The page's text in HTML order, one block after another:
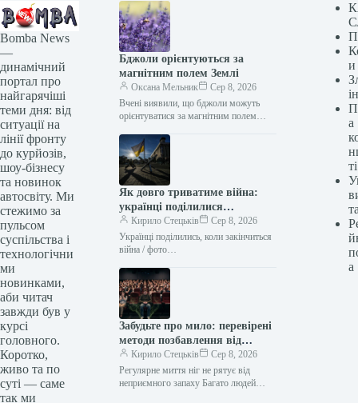
Bomba News
—
динамічний
портал про
найгарячіші
теми дня: від
ситуації на
лінії фронту
до курйозів,
шоу-бізнесу
та новинок
автосвіту. Ми
стежимо за
пульсом
суспільства і
технологічни
ми
новинками,
аби читач
завжди був у
курсі
головного.
Коротко,
живо та по
суті — саме
так ми
Бджоли орієнтуються за
магнітним полем Землі
Оксана Мельник
Сер 8, 2026
Вчені виявили, що бджоли можуть
орієнтуватися за магнітним полем
навігації. Це відкриття стало
результатом багаторічних…
Як довго триватиме війна:
українці поділилися
прогнозами
Кирило Стецьків
Сер 8, 2026
Українці поділились, коли закінчиться
війна / фото
Менш ніж чверть українців вважають,
що війна з Росією може завершитись
цього…
Забудьте про мило: перевірені
методи позбавлення від
запаху ніг
Кирило Стецьків
Сер 8, 2026
Регулярне миття ніг не рятує від
неприємного запаху Багато людей
и
а
ті
а